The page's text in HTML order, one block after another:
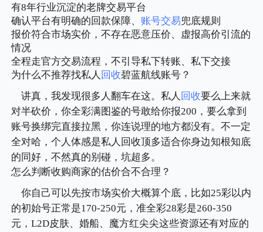
有8年行业沉淀的老牌交易平台
确认平台有明确的回款保障、 账号交易兜底规则
报价符合市场实价，不存在恶意压价、虚报高价引流的
情况
全程走官方交易流程，不引导私下转账、私下交接
为什么不推荐找私人 回收碧蓝航线账号？
讲真，我发现很多人翻车在这。私人 回收要么上来就
对半砍价，你全彩满图鉴的号敢给你报200，要么拿到
账号换绑完直接拉黑，你连说理的地方都没有。不一定
全对哈，个人体感是私人回收顶多适合你身边知根知底
的同好，不然真的别碰，坑超多。
怎么判断收购商家的估价合不合理？
你自己可以先按市场实价大概算个底，比如25彩以内
的初始号正常是170-250元，准全彩28彩是260-350
元，L2D皮肤、婚船、魔方红尖尖这些资源还有对应的